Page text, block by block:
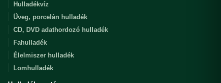
Hulladékvíz
Üveg, porcelán hulladék
CD, DVD adathordozó hulladék
Fahulladék
Élelmiszer hulladék
Lomhulladék